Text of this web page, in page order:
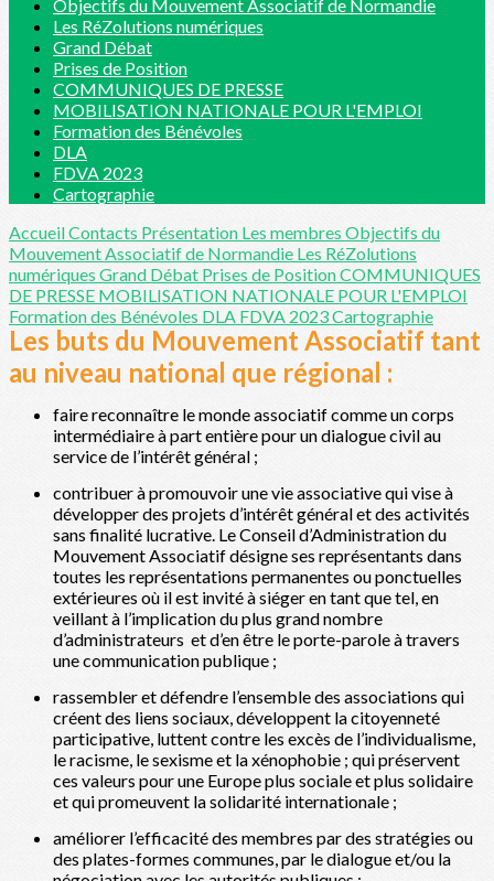
Objectifs du Mouvement Associatif de Normandie
Les RéZolutions numériques
Grand Débat
Prises de Position
COMMUNIQUES DE PRESSE
MOBILISATION NATIONALE POUR L'EMPLOI
Formation des Bénévoles
DLA
FDVA 2023
Cartographie
AccueilContacts Présentation Les membres Objectifs du
Mouvement Associatif de Normandie Les RéZolutions
numériques Grand Débat Prises de PositionCOMMUNIQUES
DE PRESSE MOBILISATION NATIONALE POUR L'EMPLOI
Formation des Bénévoles DLA FDVA 2023Cartographie
Les buts du Mouvement Associatif tant
au niveau national que régional :
faire reconnaître le monde associatif comme un corps
intermédiaire à part entière pour un dialogue civil au
service de l’intérêt général ;
contribuer à promouvoir une vie associative qui vise à
développer des projets d’intérêt général et des activités
sans finalité lucrative. Le Conseil d’Administration du
Mouvement Associatif désigne ses représentants dans
toutes les représentations permanentes ou ponctuelles
extérieures où il est invité à siéger en tant que tel, en
veillant à l’implication du plus grand nombre
d’administrateurs et d’en être le porte-parole à travers
une communication publique ;
rassembler et défendre l’ensemble des associations qui
créent des liens sociaux, développent la citoyenneté
participative, luttent contre les excès de l’individualisme,
le racisme, le sexisme et la xénophobie ; qui préservent
ces valeurs pour une Europe plus sociale et plus solidaire
et qui promeuvent la solidarité internationale ;
améliorer l’efficacité des membres par des stratégies ou
des plates-formes communes, par le dialogue et/ou la